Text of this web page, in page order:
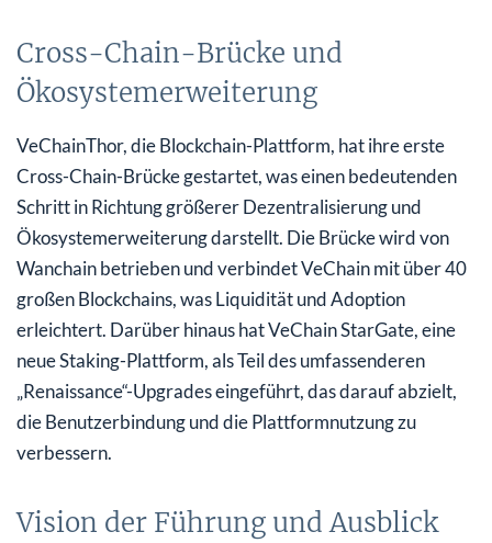
Cross-Chain-Brücke und
Ökosystemerweiterung
VeChainThor, die Blockchain-Plattform, hat ihre erste
Cross-Chain-Brücke gestartet, was einen bedeutenden
Schritt in Richtung größerer Dezentralisierung und
Ökosystemerweiterung darstellt. Die Brücke wird von
Wanchain betrieben und verbindet VeChain mit über 40
großen Blockchains, was Liquidität und Adoption
erleichtert. Darüber hinaus hat VeChain StarGate, eine
neue Staking-Plattform, als Teil des umfassenderen
„Renaissance“-Upgrades eingeführt, das darauf abzielt,
die Benutzerbindung und die Plattformnutzung zu
verbessern.
Vision der Führung und Ausblick